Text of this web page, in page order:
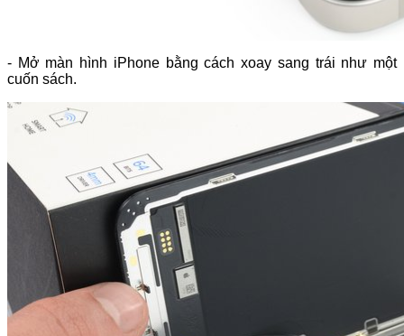
- Mở màn hình iPhone bằng cách xoay sang trái như một
cuốn sách.